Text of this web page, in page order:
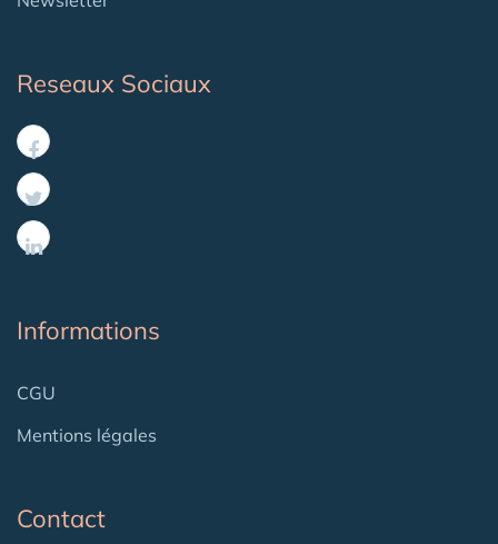
Reseaux Sociaux
Informations
CGU
Mentions légales
Contact